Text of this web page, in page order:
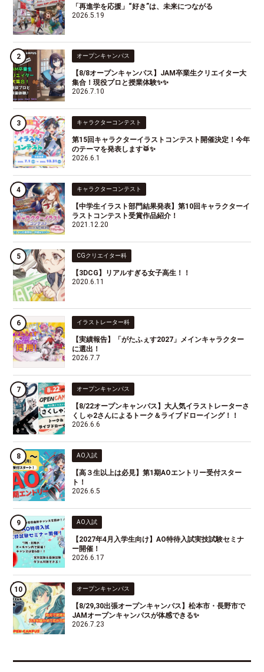
「再進学を応援」“好き”は、未来につながる
2026.5.19
オープンキャンパス
【8/8オープンキャンパス】JAM卒業生クリエイター大
集合！現役プロと授業体験✨✨
2026.7.10
キャラクターコンテスト
第15回キャラクターイラストコンテスト開催決定！今年
のテーマを発表します🥁✨
2026.6.1
キャラクターコンテスト
【中学生イラスト部門結果発表】第10回キャラクターイ
ラストコンテスト受賞作品紹介！
2021.12.20
CGクリエイター科
【3DCG】リアルすぎる女子高生！！
2020.6.11
イラストレーター科
【実績報告】「がたふぇす2027」メインキャラクター
に選出！
2026.7.7
オープンキャンパス
【8/22オープンキャンパス】大人気イラストレーターさ
くしゃ2さんによるトーク＆ライブドローイング！！
2026.6.6
AO入試
【高３生以上は必見】第1期AOエントリー受付スター
ト！
2026.6.5
AO入試
【2027年4月入学生向け】AO特待入試実技試験セミナ
ー開催！
2026.6.17
オープンキャンパス
【8/29,30出張オープンキャンパス】松本市・長野市で
JAMオープンキャンパスが体感できる✨
2026.7.23